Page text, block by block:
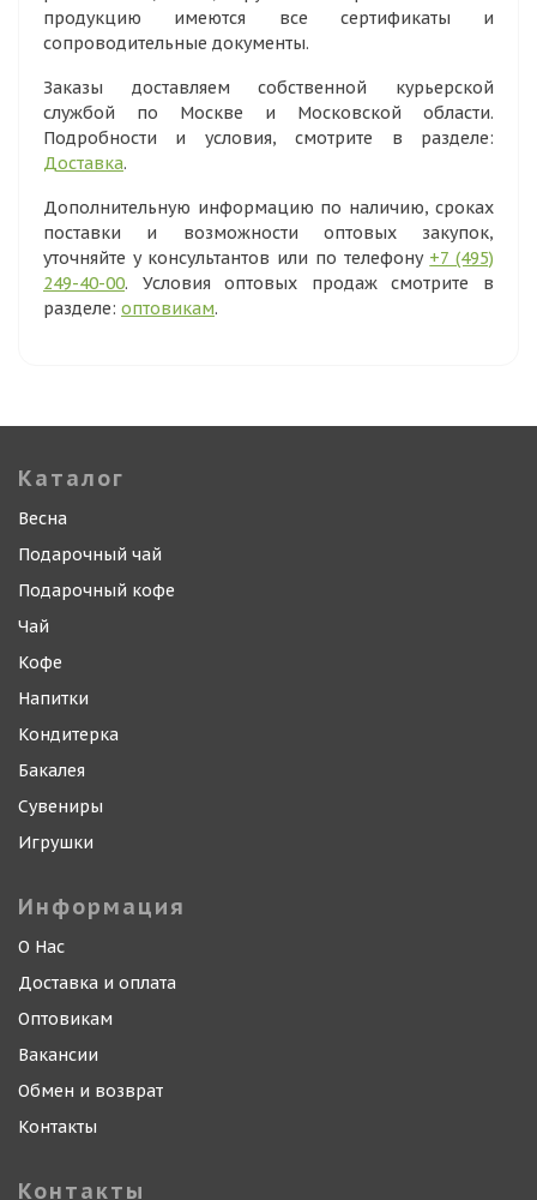
продукцию имеются все сертификаты и
сопроводительные документы.
Заказы доставляем собственной курьерской
службой по Москве и Московской области.
Подробности и условия, смотрите в разделе:
Доставка.
Дополнительную информацию по наличию, сроках
поставки и возможности оптовых закупок,
уточняйте у консультантов или по телефону +7 (495)
249-40-00. Условия оптовых продаж смотрите в
разделе: оптовикам.
Каталог
Весна
Подарочный чай
Подарочный кофе
Чай
Кофе
Напитки
Кондитерка
Бакалея
Сувениры
Игрушки
Информация
О Нас
Доставка и оплата
Оптовикам
Вакансии
Обмен и возврат
Контакты
Контакты